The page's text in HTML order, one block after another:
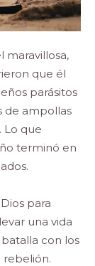
maravillosa,
que él
parásitos
de ampollas
Lo que
terminó en
para
una vida
con los
rebelión.